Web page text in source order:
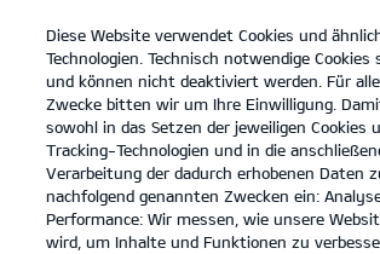
open
menu
Diese Website verwendet Cookies und
Technologien. Technisch notwendige Cookies
und können nicht deaktiviert werden. Für
Zwecke bitten wir um Ihre Einwilligung.
sowohl in das Setzen der jeweiligen Cookies
Tracking-Technologien und in die
Verarbeitung der dadurch erhobenen Daten
nachfolgend genannten Zwecken ein:
Performance: Wir messen, wie unsere
wird, um Inhalte und Funktionen zu